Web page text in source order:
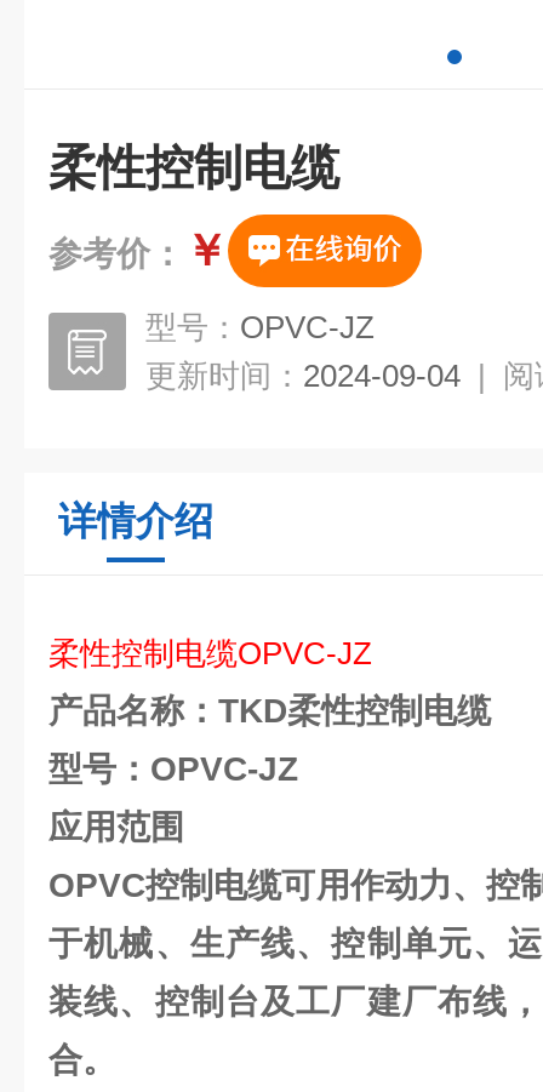
柔性控制电缆
参考价： ￥
型号： OPVC-JZ
更新时间： 2024-09-04 | 阅
详情介绍
柔性控制电缆OPVC-JZ
产品名称：TKD柔性控制电缆
型号：OPVC-JZ
应用范围
OPVC控制电缆可用作动力、控
于机械、生产线、控制单元、
装线、控制台及工厂建厂布线
合。